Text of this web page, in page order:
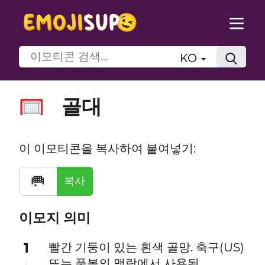
KO
🥅 골대
이 이모티콘을 복사하여 붙여넣기:
🥅 복사
이모지 의미
1
빨간 기둥이 있는 흰색 골망. 축구(US)